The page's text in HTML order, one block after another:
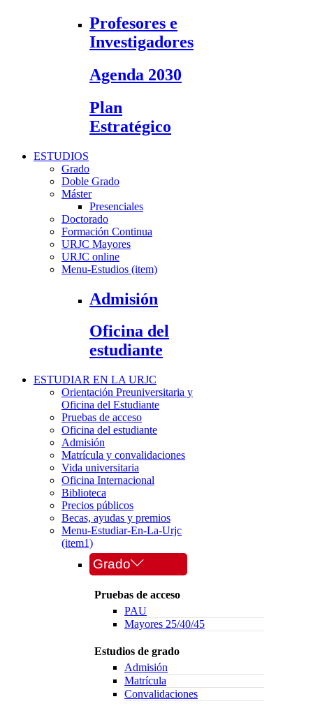
Profesores e
Investigadores
Agenda 2030
Plan
Estratégico
ESTUDIOS
Grado
Doble Grado
Máster
Presenciales
Doctorado
Formación Continua
URJC Mayores
URJC online
Menu-Estudios (item)
Admisión
Oficina del
estudiante
ESTUDIAR EN LA URJC
Orientación Preuniversitaria y
Oficina del Estudiante
Pruebas de acceso
Oficina del estudiante
Admisión
Matrícula y convalidaciones
Vida universitaria
Oficina Internacional
Biblioteca
Precios públicos
Becas, ayudas y premios
Menu-Estudiar-En-La-Urjc
(item1)
Grado
Pruebas de acceso
PAU
Mayores 25/40/45
Estudios de grado
Admisión
Matrícula
Convalidaciones